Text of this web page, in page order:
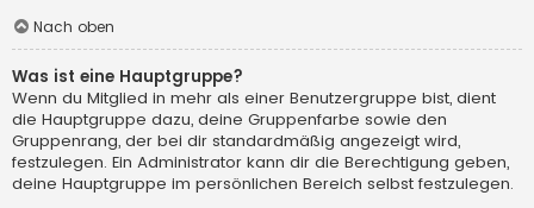
Nach oben
Was ist eine Hauptgruppe?
Wenn du Mitglied in mehr als einer Benutzergruppe bist, dient
die Hauptgruppe dazu, deine Gruppenfarbe sowie den
Gruppenrang, der bei dir standardmäßig angezeigt wird,
festzulegen. Ein Administrator kann dir die Berechtigung geben,
deine Hauptgruppe im persönlichen Bereich selbst festzulegen.